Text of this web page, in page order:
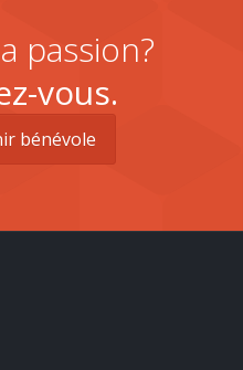
passion?
vous.
bénévole